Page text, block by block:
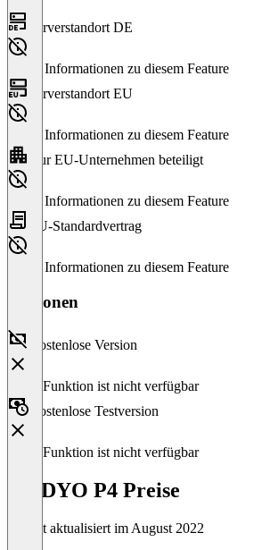
Serverstandort DE
Keine Informationen zu diesem Feature
Serverstandort EU
Keine Informationen zu diesem Feature
Nur EU-Unternehmen beteiligt
Keine Informationen zu diesem Feature
EU-Standardvertrag
Keine Informationen zu diesem Feature
Versionen
Kostenlose Version
Diese Funktion ist nicht verfügbar
Kostenlose Testversion
Diese Funktion ist nicht verfügbar
GODYO P4 Preise
Zuletzt aktualisiert im August 2022